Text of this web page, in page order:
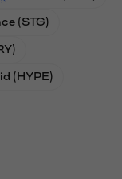
(STG)
(HYPE)